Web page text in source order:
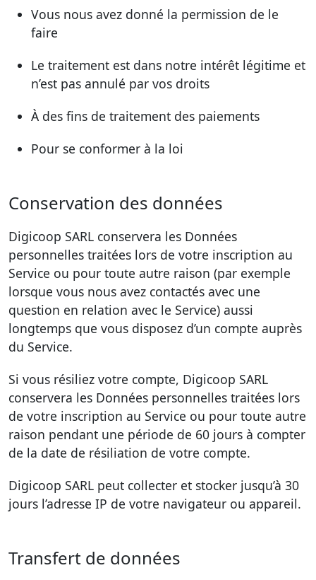
Vous nous avez donné la permission de le
faire
Le traitement est dans notre intérêt légitime et
n’est pas annulé par vos droits
À des fins de traitement des paiements
Pour se conformer à la loi
Conservation des données
Digicoop SARL conservera les Données
personnelles traitées lors de votre inscription au
Service ou pour toute autre raison (par exemple
lorsque vous nous avez contactés avec une
question en relation avec le Service) aussi
longtemps que vous disposez d’un compte auprès
du Service.
Si vous résiliez votre compte, Digicoop SARL
conservera les Données personnelles traitées lors
de votre inscription au Service ou pour toute autre
raison pendant une période de 60 jours à compter
de la date de résiliation de votre compte.
Digicoop SARL peut collecter et stocker jusqu’à 30
jours l’adresse IP de votre navigateur ou appareil.
Transfert de données